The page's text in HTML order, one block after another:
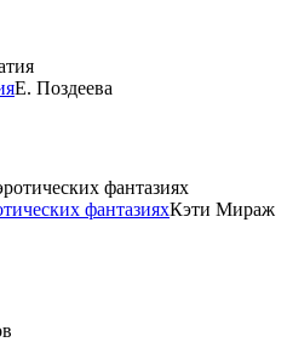
Е. Поздеева
фантазияхКэти Мираж